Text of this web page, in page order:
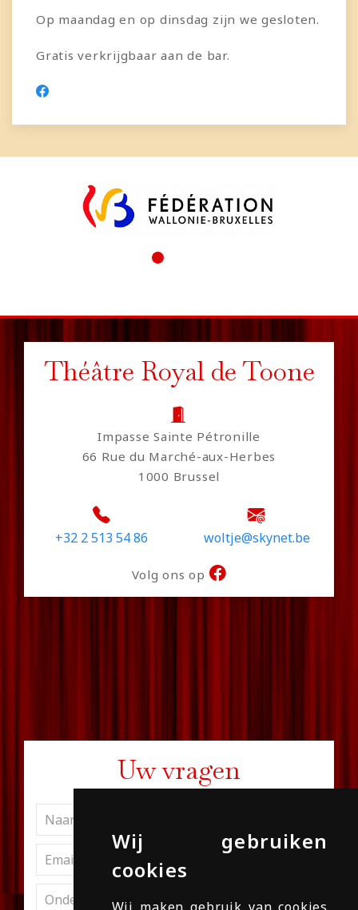
Wij gebruiken
cookies
Op maandag en op dinsdag zijn we gesloten.
Gratis verkrijgbaar aan de bar.
Théâtre Royal de Toone
Impasse Sainte Pétronille
66 Rue du Marché-aux-Herbes
1000 Brussel
+32 2 513 54 86 woltje@skynet.be
Volg ons op
Uw vragen